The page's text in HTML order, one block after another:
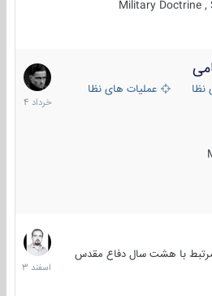
Military Doctrine
ایرانعملیات های نظامی خارجی
5
خرداد
1404
با هشت سال دفاع مقدس
20
اسفند
1403